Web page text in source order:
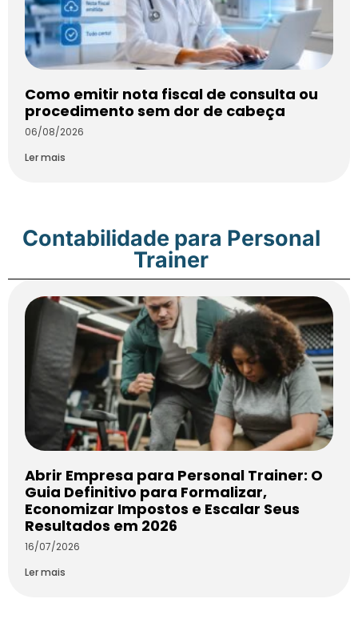
Como emitir nota fiscal de consulta ou
procedimento sem dor de cabeça
06/08/2026
Ler mais
Contabilidade para Personal
Trainer
Abrir Empresa para Personal Trainer: O
Guia Definitivo para Formalizar,
Economizar Impostos e Escalar Seus
Resultados em 2026
16/07/2026
Ler mais